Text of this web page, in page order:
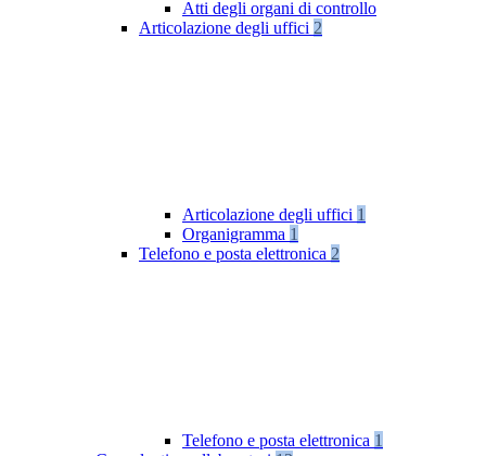
Atti degli organi di controllo
Articolazione degli uffici 2
Articolazione degli uffici 1
Organigramma 1
Telefono e posta elettronica 2
Telefono e posta elettronica 1